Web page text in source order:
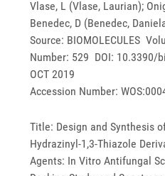
Vlase, L (Vlase, Laurian);
Benedec, D (Benedec,
Source: BIOMOLECULES
Number: 529 DOI: 10.3390/
OCT 2019
Accession Number:
Title: Design and Synthesis
Hydrazinyl-1,3-Thiazole
Agents: In Vitro Antifungal